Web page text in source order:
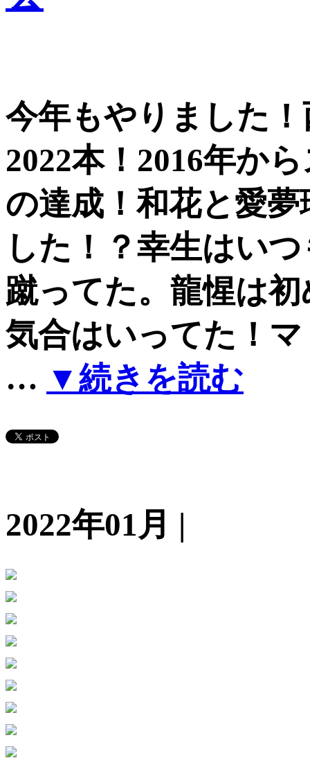
今年もやりました
2022本！2016年か
の達成！和花と愛
した！？幸生はい
蹴ってた。龍惺は
気合はいってた！マ
… ▼続きを読む
2022年01月 |